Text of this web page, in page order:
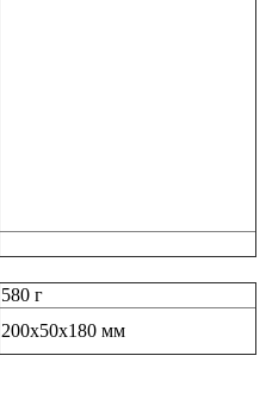
580 г
200х50х180 мм